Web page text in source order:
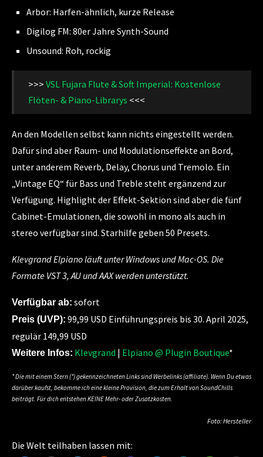
Arbor: Harfen-ähnlich, kurze Release
Digilog FM: 80er Jahre Synth-Sound
Unsound: Roh, rockig
>>> VSL Fujara Flute & Soft Imperial: Kostenlose
Flöten- & Piano-Librarys <<<
An den Modellen selbst kann nichts eingestellt werden.
Dafür sind aber Raum- und Modulationseffekte an Bord,
unter anderem Reverb, Delay, Chorus und Tremolo. Ein
„Vintage EQ“ für Bass und Treble steht ergänzend zur
Verfügung. Highlight der Effekt-Sektion sind aber die fünf
Cabinet-Emulationen, die sowohl in mono als auch in
stereo verfügbar sind. Starhilfe geben 50 Presets.
Klevgrand Elpiano läuft unter Windows und Mac-OS. Die
Formate VST 3, AU und AAX werden unterstützt.
Verfügbar ab: sofort
Preis (UVP): 99,99 USD Einführungspreis bis 30. April 2025,
regulär 149,99 USD
Weitere Infos: Klevgrand | Elpiano @ Plugin Boutique*
* Die mit einem Stern (*) gekennzeichneten Links sind Werbelinks (affiliate). Wenn Du etwas
darüber kaufst, bekomme ich eine kleine Provision, die zum Erhalt von SoundChills
beiträgt. Für dich entstehen KEINE Mehr- oder Zusatzkosten.
Foto: Hersteller
Die Welt teilhaben lassen mit: